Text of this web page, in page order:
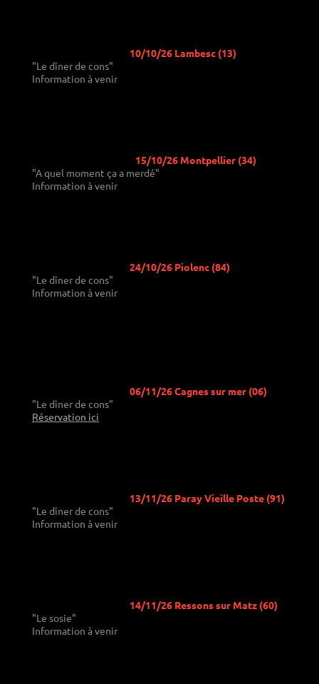
10/10/26 Lambesc (13)
"Le dîner de cons"
Information à venir
15/10/26 Montpellier (34)
"A quel moment ça a merdé"
Information à venir
24/10/26 Piolenc (84)
"Le dîner de cons"
Information à venir
06/11/26 Cagnes sur mer (06)
"Le dîner de cons"
Réservation ici
13/11/26 Paray Vieille Poste (91)
"Le dîner de cons"
Information à venir
14/11/26 Ressons sur Matz (60)
"Le sosie"
Information à venir